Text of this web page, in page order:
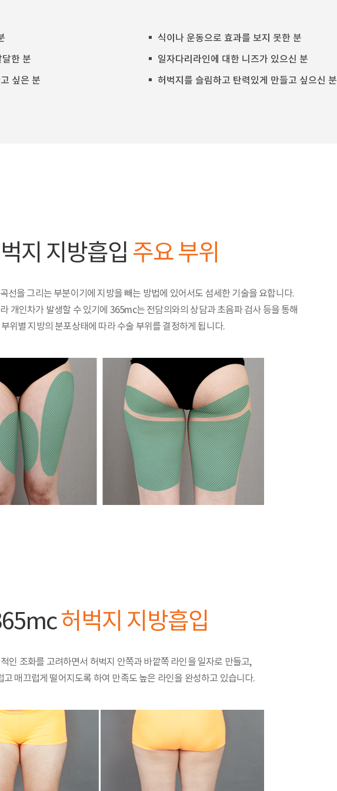
식이나 운동으로 효과를 보지 못한 분
한 분
일자다리라인에 대한 니즈가 있으신 분
싶은 분
허벅지를 슬림하고 탄력있게 만들고 싶으신 분
지 지방흡입 주요 부위
선을 그리는 부분이기에 지방을 빼는 방법에 있어서도 섬세한 기술을 요합니다.
개인차가 발생할 수 있기에 365mc는 전담의와의 상담과 초음파 검사 등을 통해
위별 지방의 분포상태에 따라 수술 부위를 결정하게 됩니다.
허벅지 지방흡입
인 조화를 고려하면서 허벅지 안쪽과 바깥쪽 라인을 일자로 만들고,
고 매끄럽게 떨어지도록 하여 만족도 높은 라인을 완성하고 있습니다.